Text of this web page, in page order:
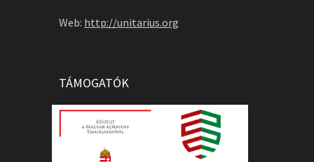
Web: http://unitarius.org
TÁMOGATÓK